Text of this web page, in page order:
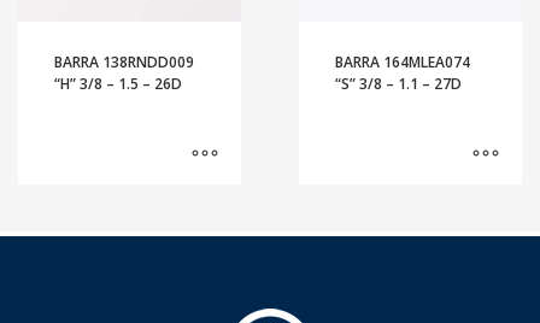
BARRA 138RNDD009
“H” 3/8 – 1.5 – 26D
BARRA 164MLEA074
“S” 3/8 – 1.1 – 27D